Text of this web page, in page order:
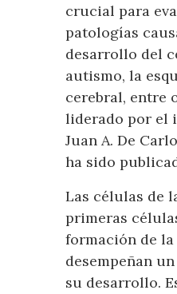
crucial para
patologías
desarrollo del
autismo, la
cerebral, entre
liderado por el
Juan A. De
ha sido
Las células de
primeras
formación de
desempeñan
su desarrollo.